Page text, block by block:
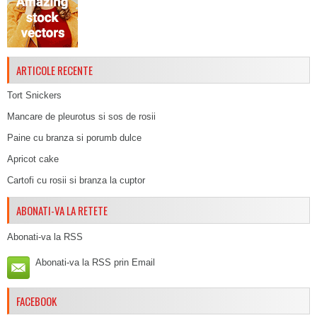
ARTICOLE RECENTE
Tort Snickers
Mancare de pleurotus si sos de rosii
Paine cu branza si porumb dulce
Apricot cake
Cartofi cu rosii si branza la cuptor
ABONATI-VA LA RETETE
Abonati-va la RSS
Abonati-va la RSS prin Email
FACEBOOK